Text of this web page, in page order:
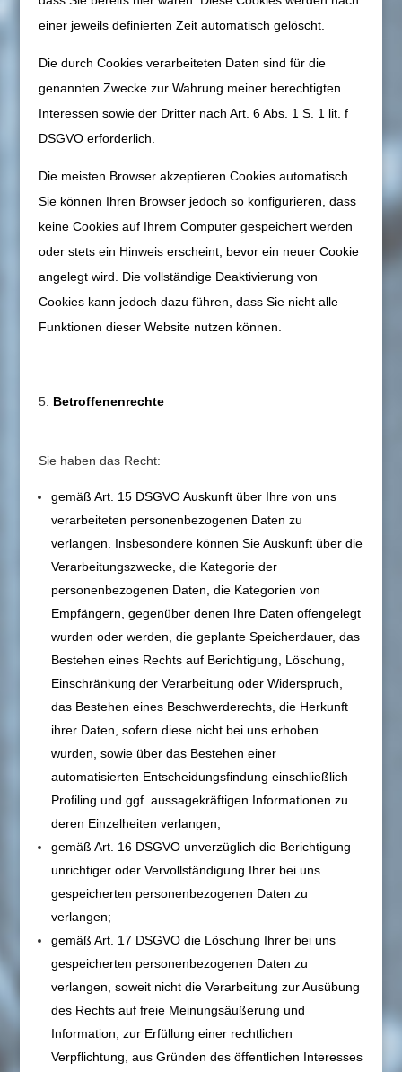
einer jeweils definierten Zeit automatisch gelöscht.
Die durch Cookies verarbeiteten Daten sind für die
genannten Zwecke zur Wahrung meiner berechtigten
Interessen sowie der Dritter nach Art. 6 Abs. 1 S. 1 lit. f
DSGVO erforderlich.
Die meisten Browser akzeptieren Cookies automatisch.
Sie können Ihren Browser jedoch so konfigurieren, dass
keine Cookies auf Ihrem Computer gespeichert werden
oder stets ein Hinweis erscheint, bevor ein neuer Cookie
angelegt wird. Die vollständige Deaktivierung von
Cookies kann jedoch dazu führen, dass Sie nicht alle
Funktionen dieser Website nutzen können.
Betroffenenrechte
Sie haben das Recht:
gemäß Art. 15 DSGVO Auskunft über Ihre von uns
verarbeiteten personenbezogenen Daten zu
verlangen. Insbesondere können Sie Auskunft über die
Verarbeitungszwecke, die Kategorie der
personenbezogenen Daten, die Kategorien von
Empfängern, gegenüber denen Ihre Daten offengelegt
wurden oder werden, die geplante Speicherdauer, das
Bestehen eines Rechts auf Berichtigung, Löschung,
Einschränkung der Verarbeitung oder Widerspruch,
das Bestehen eines Beschwerderechts, die Herkunft
ihrer Daten, sofern diese nicht bei uns erhoben
wurden, sowie über das Bestehen einer
automatisierten Entscheidungsfindung einschließlich
Profiling und ggf. aussagekräftigen Informationen zu
deren Einzelheiten verlangen;
gemäß Art. 16 DSGVO unverzüglich die Berichtigung
unrichtiger oder Vervollständigung Ihrer bei uns
gespeicherten personenbezogenen Daten zu
verlangen;
gemäß Art. 17 DSGVO die Löschung Ihrer bei uns
gespeicherten personenbezogenen Daten zu
verlangen, soweit nicht die Verarbeitung zur Ausübung
des Rechts auf freie Meinungsäußerung und
Information, zur Erfüllung einer rechtlichen
Verpflichtung, aus Gründen des öffentlichen Interesses